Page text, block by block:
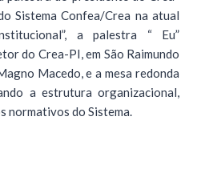
Sistema Confea/Crea na atual
a palestra “ Eu”
do Crea-PI, em São Raimundo
Macedo, e a mesa redonda
a estrutura organizacional,
normativos do Sistema.